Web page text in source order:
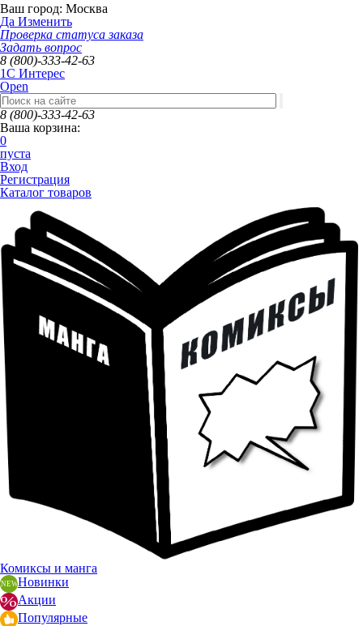
Ваш город: Москва
Да Изменить
Проверка статуса заказа
Задать вопрос
8 (800)-333-42-63
1C Интерес
Open
8 (800)-333-42-63
Ваша корзина:
0
пуста
Вход
Регистрация
Каталог товаров
Комиксы и манга
Новинки
Акции
Популярные